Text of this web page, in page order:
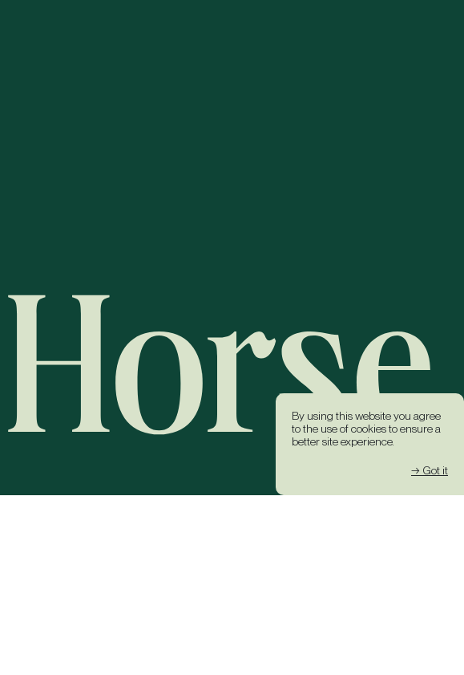
By using this website you agree
to the use of cookies to ensure a
better site experience.
→ Got it